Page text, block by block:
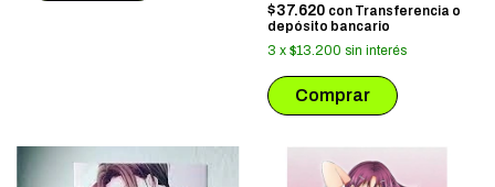
$37.620 con Transferencia o
depósito bancario
3 x $13.200 sin interés